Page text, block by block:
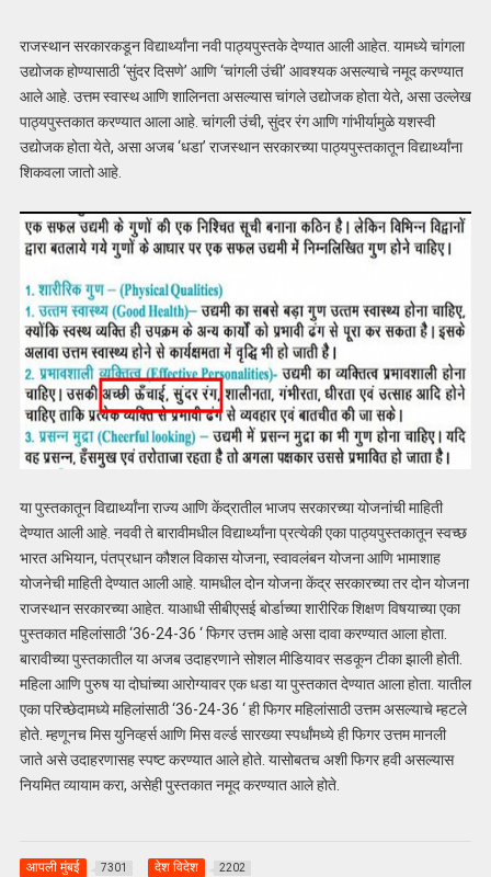
राजस्थान सरकारकडून विद्यार्थ्यांना नवी पाठ्यपुस्तके देण्यात आली आहेत. यामध्ये चांगला
उद्योजक होण्यासाठी ‘सुंदर दिसणे’ आणि ‘चांगली उंची’ आवश्यक असल्याचे नमूद करण्यात
आले आहे. उत्तम स्वास्थ आणि शालिनता असल्यास चांगले उद्योजक होता येते, असा उल्लेख
पाठ्यपुस्तकात करण्यात आला आहे. चांगली उंची, सुंदर रंग आणि गांभीर्यामुळे यशस्वी
उद्योजक होता येते, असा अजब ‘धडा’ राजस्थान सरकारच्या पाठ्यपुस्तकातून विद्यार्थ्यांना
शिकवला जातो आहे.
या पुस्तकातून विद्यार्थ्यांना राज्य आणि केंद्रातील भाजप सरकारच्या योजनांची माहिती
देण्यात आली आहे. नववी ते बारावीमधील विद्यार्थ्यांना प्रत्येकी एका पाठ्यपुस्तकातून स्वच्छ
भारत अभियान, पंतप्रधान कौशल विकास योजना, स्वावलंबन योजना आणि भामाशाह
योजनेची माहिती देण्यात आली आहे. यामधील दोन योजना केंद्र सरकारच्या तर दोन योजना
राजस्थान सरकारच्या आहेत. याआधी सीबीएसई बोर्डाच्या शारीरिक शिक्षण विषयाच्या एका
पुस्तकात महिलांसाठी ‘36-24-36 ‘ फिगर उत्तम आहे असा दावा करण्यात आला होता.
बारावीच्या पुस्तकातील या अजब उदाहरणाने सोशल मीडियावर सडकून टीका झाली होती.
महिला आणि पुरुष या दोघांच्या आरोग्यावर एक धडा या पुस्तकात देण्यात आला होता. यातील
एका परिच्छेदामध्ये महिलांसाठी ‘36-24-36 ‘ ही फिगर महिलांसाठी उत्तम असल्याचे म्हटले
होते. म्हणूनच मिस युनिव्हर्स आणि मिस वर्ल्ड सारख्या स्पर्धांमध्ये ही फिगर उत्तम मानली
जाते असे उदाहरणासह स्पष्ट करण्यात आले होते. यासोबतच अशी फिगर हवी असल्यास
नियमित व्यायाम करा, असेही पुस्तकात नमूद करण्यात आले होते.
आपली मुंबई 7301 देश विदेश 2202